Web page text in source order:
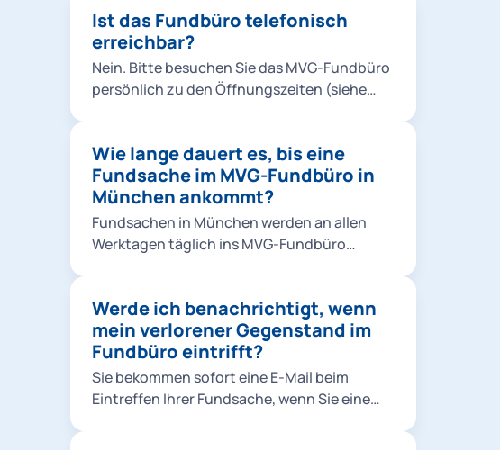
Ist das Fundbüro telefonisch
erreichbar?
Nein. Bitte besuchen Sie das MVG-Fundbüro
persönlich zu den Öffnungszeiten (siehe
Wie lange dauert es, bis eine
Fundsache im MVG-Fundbüro in
München ankommt?
Fundsachen in München werden an allen
Werktagen täglich ins MVG-Fundbüro
Werde ich benachrichtigt, wenn
mein verlorener Gegenstand im
Fundbüro eintrifft?
Sie bekommen sofort eine E-Mail beim
Eintreffen Ihrer Fundsache, wenn Sie eine